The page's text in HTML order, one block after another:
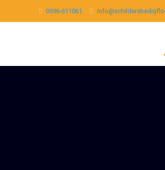
0596-611061